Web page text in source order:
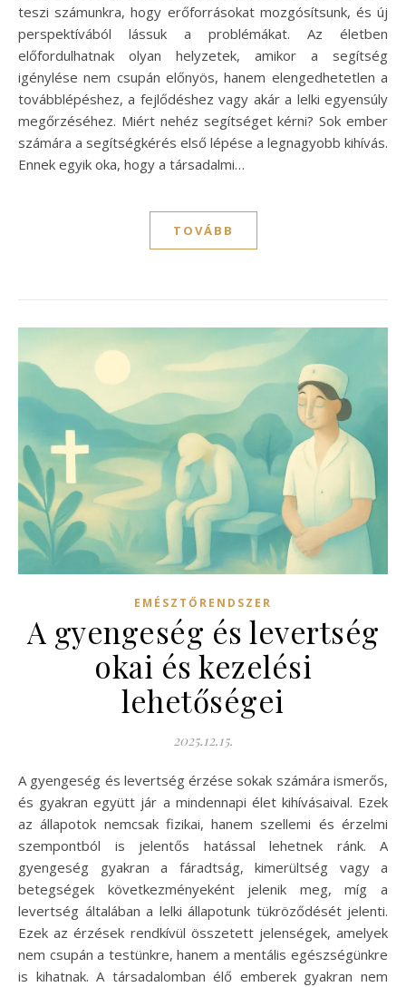
teszi számunkra, hogy erőforrásokat mozgósítsunk, és új
perspektívából lássuk a problémákat. Az életben
előfordulhatnak olyan helyzetek, amikor a segítség
igénylése nem csupán előnyös, hanem elengedhetetlen a
továbblépéshez, a fejlődéshez vagy akár a lelki egyensúly
megőrzéséhez. Miért nehéz segítséget kérni? Sok ember
számára a segítségkérés első lépése a legnagyobb kihívás.
Ennek egyik oka, hogy a társadalmi…
TOVÁBB
EMÉSZTŐRENDSZER
A gyengeség és levertség
okai és kezelési
lehetőségei
2025.12.15.
A gyengeség és levertség érzése sokak számára ismerős,
és gyakran együtt jár a mindennapi élet kihívásaival. Ezek
az állapotok nemcsak fizikai, hanem szellemi és érzelmi
szempontból is jelentős hatással lehetnek ránk. A
gyengeség gyakran a fáradtság, kimerültség vagy a
betegségek következményeként jelenik meg, míg a
levertség általában a lelki állapotunk tükröződését jelenti.
Ezek az érzések rendkívül összetett jelenségek, amelyek
nem csupán a testünkre, hanem a mentális egészségünkre
is kihatnak. A társadalomban élő emberek gyakran nem